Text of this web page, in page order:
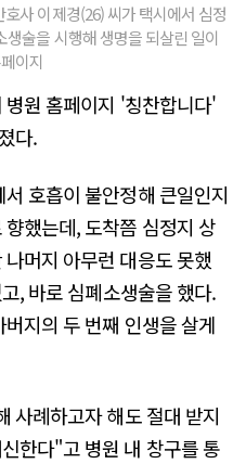
사 이제경(26) 씨가 택시에서 심정
술을 시행해 생명을 되살린 일이
이지
원 홈페이지 '칭찬합니다'
다.
호흡이 불안정해 큰일인지
했는데, 도착쯤 심정지 상
머지 아무런 대응도 못했
, 바로 심폐소생술을 했다.
지의 두 번째 인생을 살게
사례하고자 해도 절대 받지
한다"고 병원 내 창구를 통